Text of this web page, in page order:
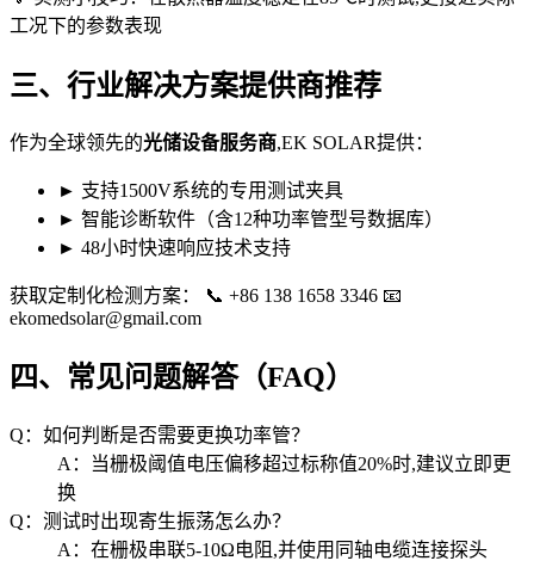
工况下的参数表现
三、行业解决方案提供商推荐
作为全球领先的光储设备服务商,EK SOLAR提供：
► 支持1500V系统的专用测试夹具
► 智能诊断软件（含12种功率管型号数据库）
► 48小时快速响应技术支持
获取定制化检测方案： 📞 +86 138 1658 3346 📧
ekomedsolar@gmail.com
四、常见问题解答（FAQ）
Q：如何判断是否需要更换功率管？
A：当栅极阈值电压偏移超过标称值20%时,建议立即更
换
Q：测试时出现寄生振荡怎么办？
A：在栅极串联5-10Ω电阻,并使用同轴电缆连接探头